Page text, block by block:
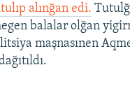
alınğan edi.
balalar olğan
maşnasınen